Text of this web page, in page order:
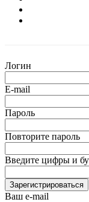
Логин
E-mail
Пароль
Повторите пароль
Введите цифры и
Зарегистрироваться
Ваш e-mail